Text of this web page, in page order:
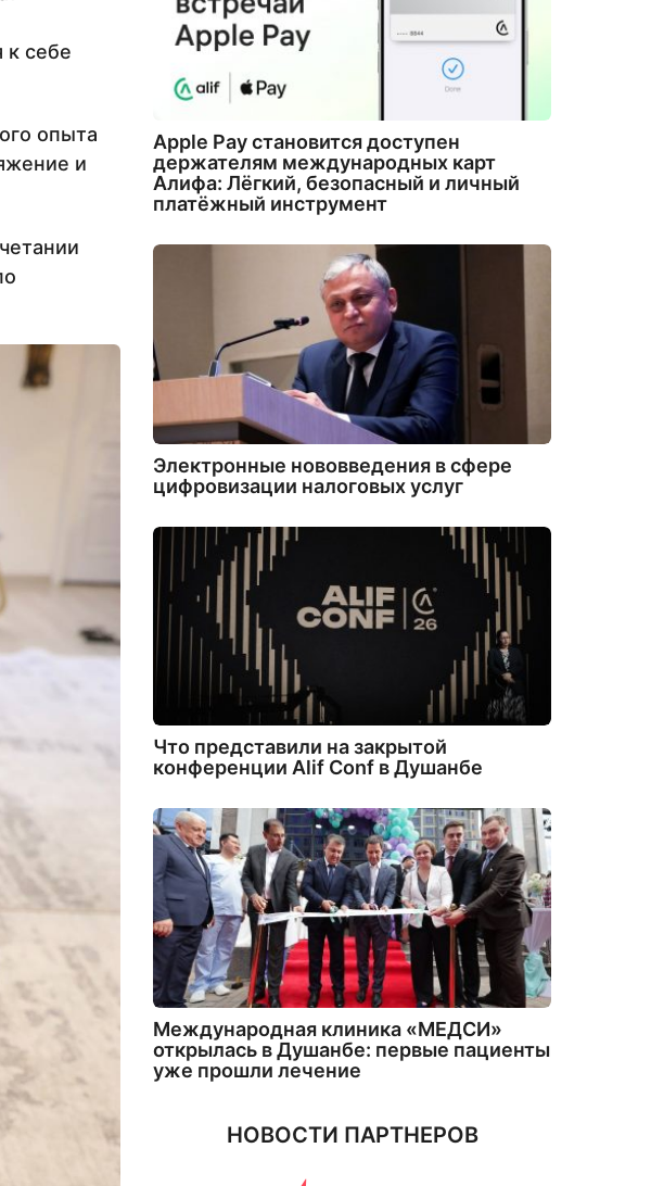
к себе
опыта
и
Apple Pay становится доступен
держателям международных карт
Алифа: Лёгкий, безопасный и личный
платёжный инструмент
Электронные нововведения в сфере
цифровизации налоговых услуг
Что представили на закрытой
конференции Alif Conf в Душанбе
Международная клиника «МЕДСИ»
открылась в Душанбе: первые пациенты
уже прошли лечение
НОВОСТИ ПАРТНЕРОВ